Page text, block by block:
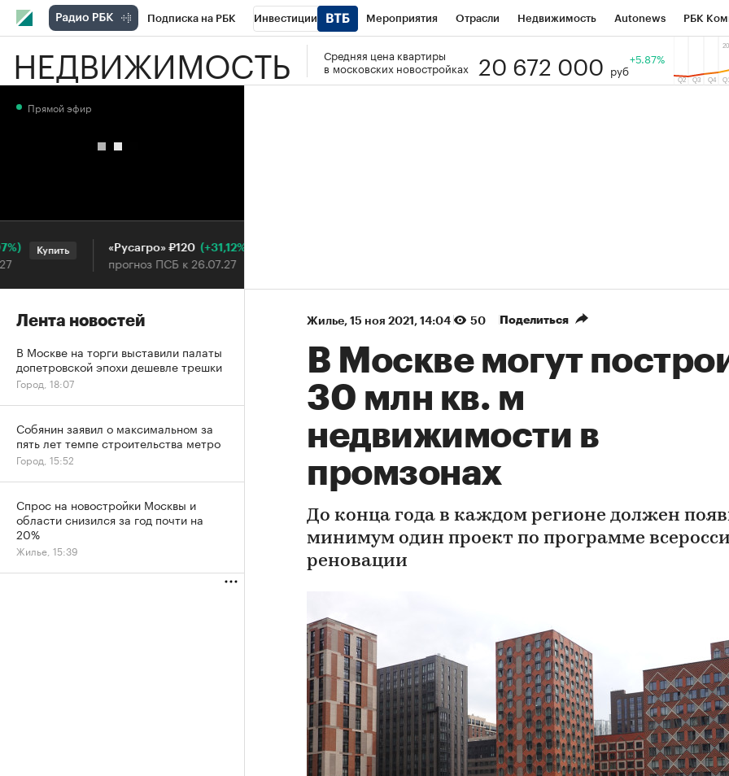
Подписка на РБК Инвестиции Мероприятия Отрасли Недвижимость Autonews РБК
РБК Вино Спорт Школа управления РБК РБК Образование Тренды
НЕДВИЖИМОСТЬ
Средняя цена квартиры
в московских новостройках
20 672 000 руб
+5.87%
Жилье⁠, 15 ноя 2021, 14:04 50 Поделиться
В Москве могут
30 млн кв. м
недвижимости в
промзонах
До конца года в каждом регионе должен
минимум один проект по программе
реновации
Прямой эфир
Купить «Русагро» ₽120 (+31,12%)
прогноз ПСБ к 26.07.27
Лента новостей
В Москве на торги выставили палаты
допетровской эпохи дешевле трешки
Город, 18:07
Собянин заявил о максимальном за
пять лет темпе строительства метро
Город, 15:52
Спрос на новостройки Москвы и
области снизился за год почти на
20%
Жилье, 15:39